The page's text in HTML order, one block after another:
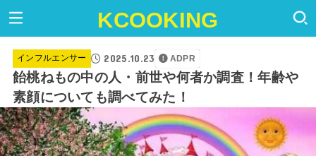
KCOOKING
インフルエンサー 2025.10.23 ADPR
飴桃ねもの中の人・前世や何者か調査！年齢や
素顔についても調べてみた！